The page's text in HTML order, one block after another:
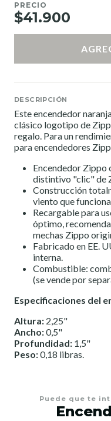
PRECIO
$41.900
DESCRIPCIÓN
Este encendedor
clásico logotipo de
regalo. Para un
para encendedores
Encendedor Zippo
distintivo "clic" de
Construcción
viento que
Recargable para
óptimo,
mechas Zippo
Fabricado en EE.
interna.
Combustible:
(se vende por
Especificaciones del
Altura: 2,25"
Ancho:0,5"
Profundidad: 1,5"
Peso:0,18 libras.
Puede que te